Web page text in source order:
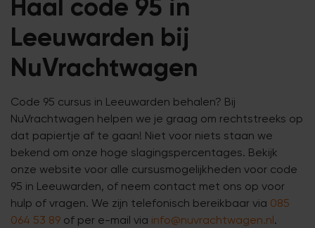
Haal code 95 in
Leeuwarden bij
NuVrachtwagen
Code 95 cursus in Leeuwarden behalen? Bij
NuVrachtwagen helpen we je graag om rechtstreeks op
dat papiertje af te gaan! Niet voor niets staan we
bekend om onze hoge slagingspercentages. Bekijk
onze website voor alle cursusmogelijkheden voor code
95 in Leeuwarden, of neem contact met ons op voor
hulp of vragen. We zijn telefonisch bereikbaar via 085
064 53 89 of per e-mail via info@nuvrachtwagen.nl.